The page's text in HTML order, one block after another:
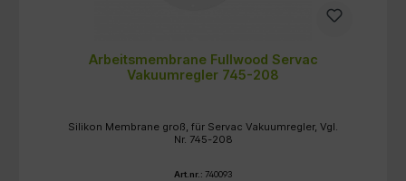
Arbeitsmembrane Fullwood Servac
Vakuumregler 745-208
Silikon Membrane groß, für Servac Vakuumregler, Vgl.
Nr. 745-208
Art.nr.: 740093